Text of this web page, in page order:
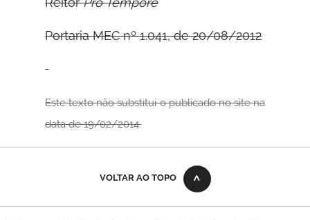
Portaria MEC nº 1.041, de 20/08/2012
Este texto não substitui o publicado no site na
data de 19/02/2014.
VOLTAR AO TOPO